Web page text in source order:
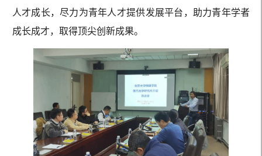
人才成长，尽力为青年人才提供发展平台，助力青年学者
成长成才，取得顶尖创新成果。